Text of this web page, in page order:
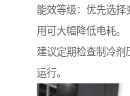
能效等级：优先选择
用可大幅降低电耗。
建议定期检查制冷剂
运行。